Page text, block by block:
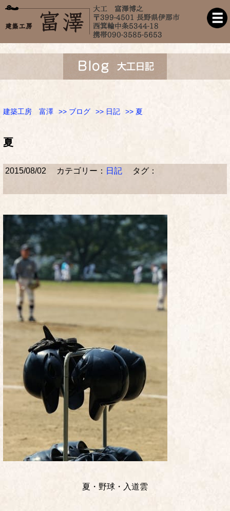
建築工房 富澤 >> ブログ >> 日記 >> 夏
夏
2015/08/02 カテゴリー： 日記 タグ：
夏・野球・入道雲